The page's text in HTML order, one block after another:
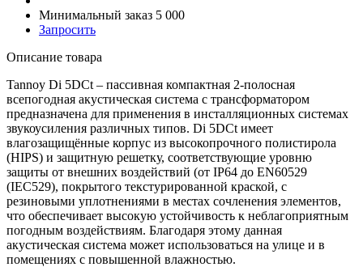
Минимальный заказ 5 000
Запросить
Описание товара
Tannoy Di 5DCt – пассивная компактная 2-полосная
всепогодная акустическая система с трансформатором
предназначена для применения в инсталляционных системах
звукоусиления различных типов. Di 5DCt имеет
влагозащищённые корпус из высокопрочного полистирола
(HIPS) и защитную решетку, соответствующие уровню
защиты от внешних воздействий (от IP64 до EN60529
(IEC529), покрытого текстурированной краской, с
резиновыми уплотнениями в местах сочленения элементов,
что обеспечивает высокую устойчивость к неблагоприятным
погодным воздействиям. Благодаря этому данная
акустическая система может использоваться на улице и в
помещениях с повышенной влажностью.